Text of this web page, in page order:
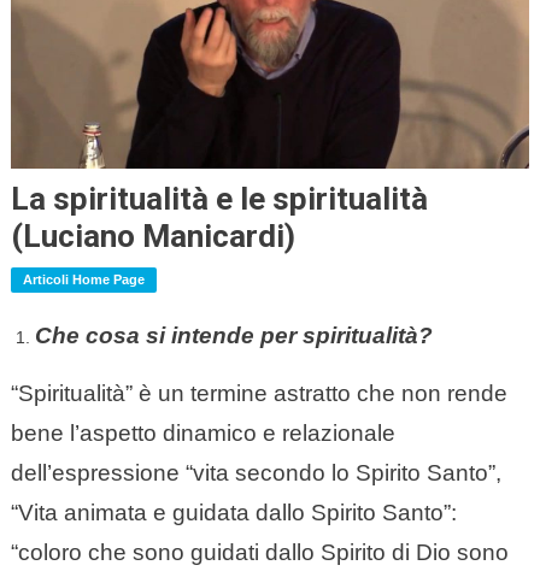
La spiritualità e le spiritualità
(Luciano Manicardi)
Articoli Home Page
Che cosa si intende per spiritualità?
“Spiritualità” è un termine astratto che non rende
bene l’aspetto dinamico e relazionale
dell’espressione “vita secondo lo Spirito Santo”,
“Vita animata e guidata dallo Spirito Santo”:
“coloro che sono guidati dallo Spirito di Dio sono